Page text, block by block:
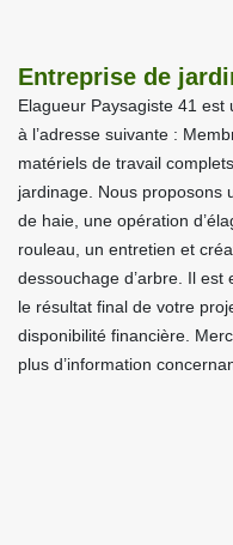
Entreprise de
Elagueur Paysagiste 41
à l’adresse suivante :
matériels de travail
jardinage. Nous proposons
de haie, une opération
rouleau, un entretien et
dessouchage d’arbre. Il
le résultat final de votre
disponibilité financière.
plus d’information